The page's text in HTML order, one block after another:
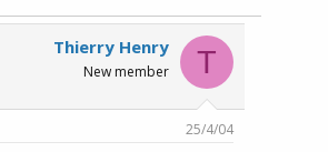
T
Thierry Henry
New member
25/4/04